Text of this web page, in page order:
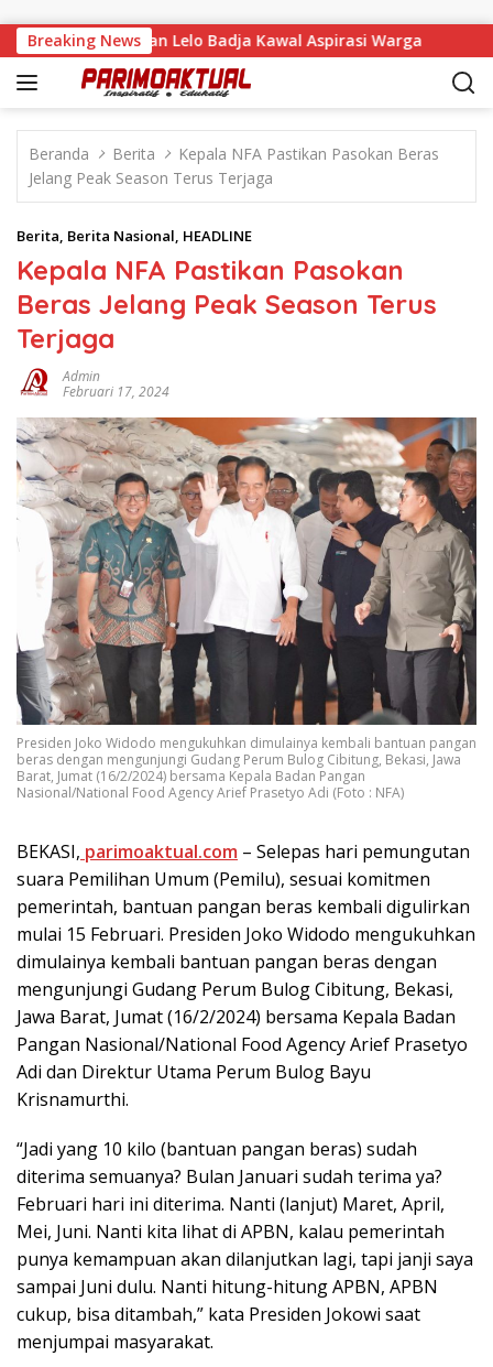
Breaking News
Faisan Lelo Badja Kawal Aspirasi Warga
Beranda Berita
Kepala NFA Pastikan Pasokan Beras
Jelang Peak Season Terus Terjaga
Berita, Berita Nasional, HEADLINE
Kepala NFA Pastikan Pasokan
Beras Jelang Peak Season Terus
Terjaga
Admin
Februari 17, 2024
Presiden Joko Widodo mengukuhkan dimulainya kembali bantuan pangan
beras dengan mengunjungi Gudang Perum Bulog Cibitung, Bekasi, Jawa
Barat, Jumat (16/2/2024) bersama Kepala Badan Pangan
Nasional/National Food Agency Arief Prasetyo Adi (Foto : NFA)
BEKASI, parimoaktual.com – Selepas hari pemungutan
suara Pemilihan Umum (Pemilu), sesuai komitmen
pemerintah, bantuan pangan beras kembali digulirkan
mulai 15 Februari. Presiden Joko Widodo mengukuhkan
dimulainya kembali bantuan pangan beras dengan
mengunjungi Gudang Perum Bulog Cibitung, Bekasi,
Jawa Barat, Jumat (16/2/2024) bersama Kepala Badan
Pangan Nasional/National Food Agency Arief Prasetyo
Adi dan Direktur Utama Perum Bulog Bayu
Krisnamurthi.
“Jadi yang 10 kilo (bantuan pangan beras) sudah
diterima semuanya? Bulan Januari sudah terima ya?
Februari hari ini diterima. Nanti (lanjut) Maret, April,
Mei, Juni. Nanti kita lihat di APBN, kalau pemerintah
punya kemampuan akan dilanjutkan lagi, tapi janji saya
sampai Juni dulu. Nanti hitung-hitung APBN, APBN
cukup, bisa ditambah,” kata Presiden Jokowi saat
menjumpai masyarakat.